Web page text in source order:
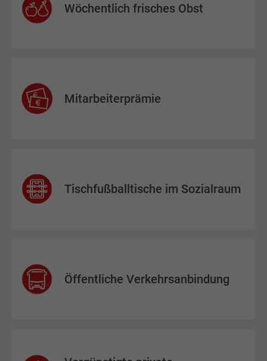
Wöchentlich frisches Obst
Mitarbeiterprämie
Tischfußballtische im Sozialraum
Öffentliche Verkehrsanbindung